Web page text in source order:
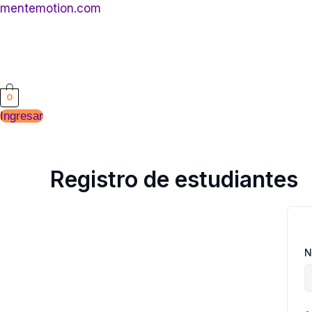
Ir
mentemotion.com
0
Ingresar
Registro de estudiantes